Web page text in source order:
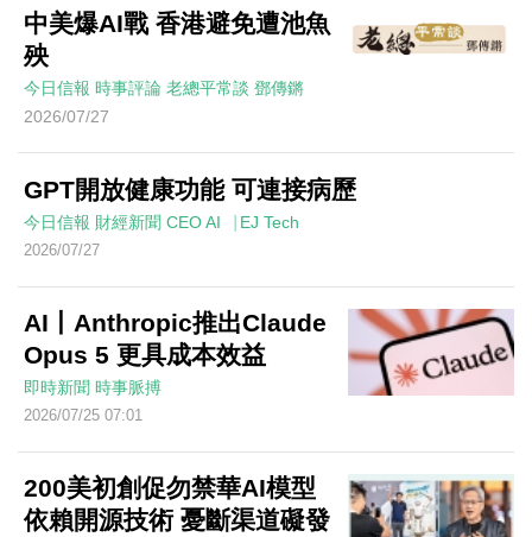
中美爆AI戰 香港避免遭池魚
殃
今日信報 時事評論 老總平常談 鄧傳鏘
2026/07/27
GPT開放健康功能 可連接病歷
今日信報 財經新聞 CEO AI⎹ EJ Tech
2026/07/27
AI丨Anthropic推出Claude
Opus 5 更具成本效益
即時新聞 時事脈搏
2026/07/25 07:01
200美初創促勿禁華AI模型
依賴開源技術 憂斷渠道礙發